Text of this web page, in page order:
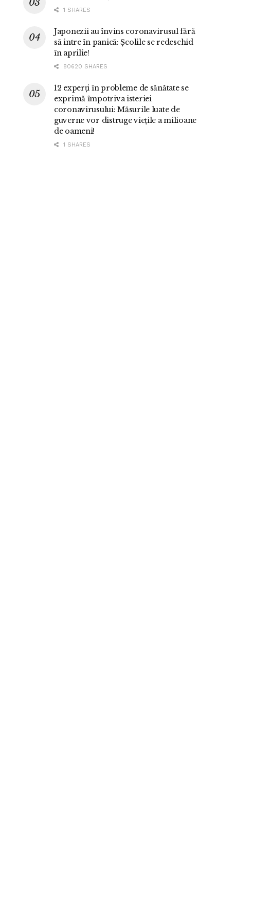
1 SHARES
Japonezii au învins coronavirusul fără
să intre în panică: Școlile se redeschid
în aprilie!
80620 SHARES
12 experți în probleme de sănătate se
exprimă împotriva isteriei
coronavirusului: Măsurile luate de
guverne vor distruge viețile a milioane
de oameni!
1 SHARES